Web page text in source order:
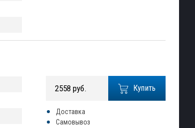
Купить
2558 руб.
Доставка
Самовывоз